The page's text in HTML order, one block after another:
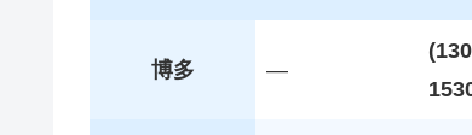
博多 —